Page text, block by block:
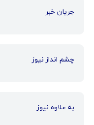
جریان خبر
چشم انداز نیوز
به علاوه نیوز